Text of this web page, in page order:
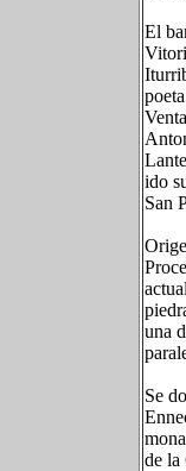
El
ido
San
una
Se
de la